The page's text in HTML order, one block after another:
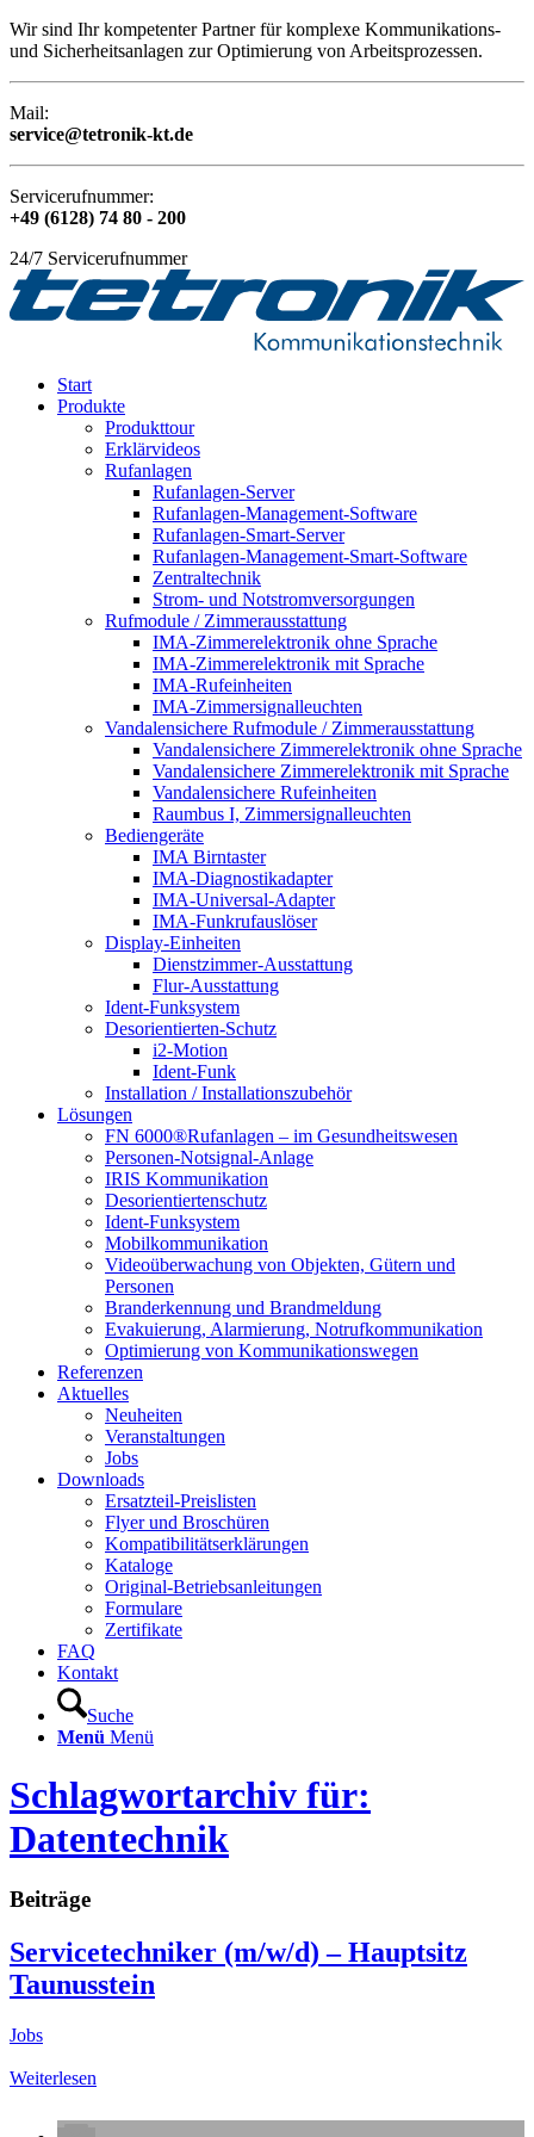
Wir sind Ihr kompetenter Partner für komplexe Kommunikations-
und Sicherheitsanlagen zur Optimierung von Arbeitsprozessen.
Mail:
service@tetronik-kt.de
Servicerufnummer:
+49 (6128) 74 80 - 200
24/7 Servicerufnummer
Start
Produkte
Produkttour
Erklärvideos
Rufanlagen
Rufanlagen-Server
Rufanlagen-Management-Software
Rufanlagen-Smart-Server
Rufanlagen-Management-Smart-Software
Zentraltechnik
Strom- und Notstromversorgungen
Rufmodule / Zimmerausstattung
IMA-Zimmerelektronik ohne Sprache
IMA-Zimmerelektronik mit Sprache
IMA-Rufeinheiten
IMA-Zimmersignalleuchten
Vandalensichere Rufmodule / Zimmerausstattung
Vandalensichere Zimmerelektronik ohne Sprache
Vandalensichere Zimmerelektronik mit Sprache
Vandalensichere Rufeinheiten
Raumbus I, Zimmersignalleuchten
Bediengeräte
IMA Birntaster
IMA-Diagnostikadapter
IMA-Universal-Adapter
IMA-Funkrufauslöser
Display-Einheiten
Dienstzimmer-Ausstattung
Flur-Ausstattung
Ident-Funksystem
Desorientierten-Schutz
i2-Motion
Ident-Funk
Installation / Installationszubehör
Lösungen
FN 6000®Rufanlagen – im Gesundheitswesen
Personen-Notsignal-Anlage
IRIS Kommunikation
Desorientiertenschutz
Ident-Funksystem
Mobilkommunikation
Videoüberwachung von Objekten, Gütern und
Personen
Branderkennung und Brandmeldung
Evakuierung, Alarmierung, Notrufkommunikation
Optimierung von Kommunikationswegen
Referenzen
Aktuelles
Neuheiten
Veranstaltungen
Jobs
Downloads
Ersatzteil-Preislisten
Flyer und Broschüren
Kompatibilitätserklärungen
Kataloge
Original-Betriebsanleitungen
Formulare
Zertifikate
FAQ
Kontakt
Suche
Menü Menü
Schlagwortarchiv für:
Datentechnik
Beiträge
Servicetechniker (m/w/d) – Hauptsitz
Taunusstein
Jobs
Weiterlesen